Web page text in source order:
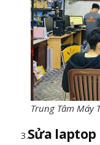
Trung Tâm Máy
Sửa laptop